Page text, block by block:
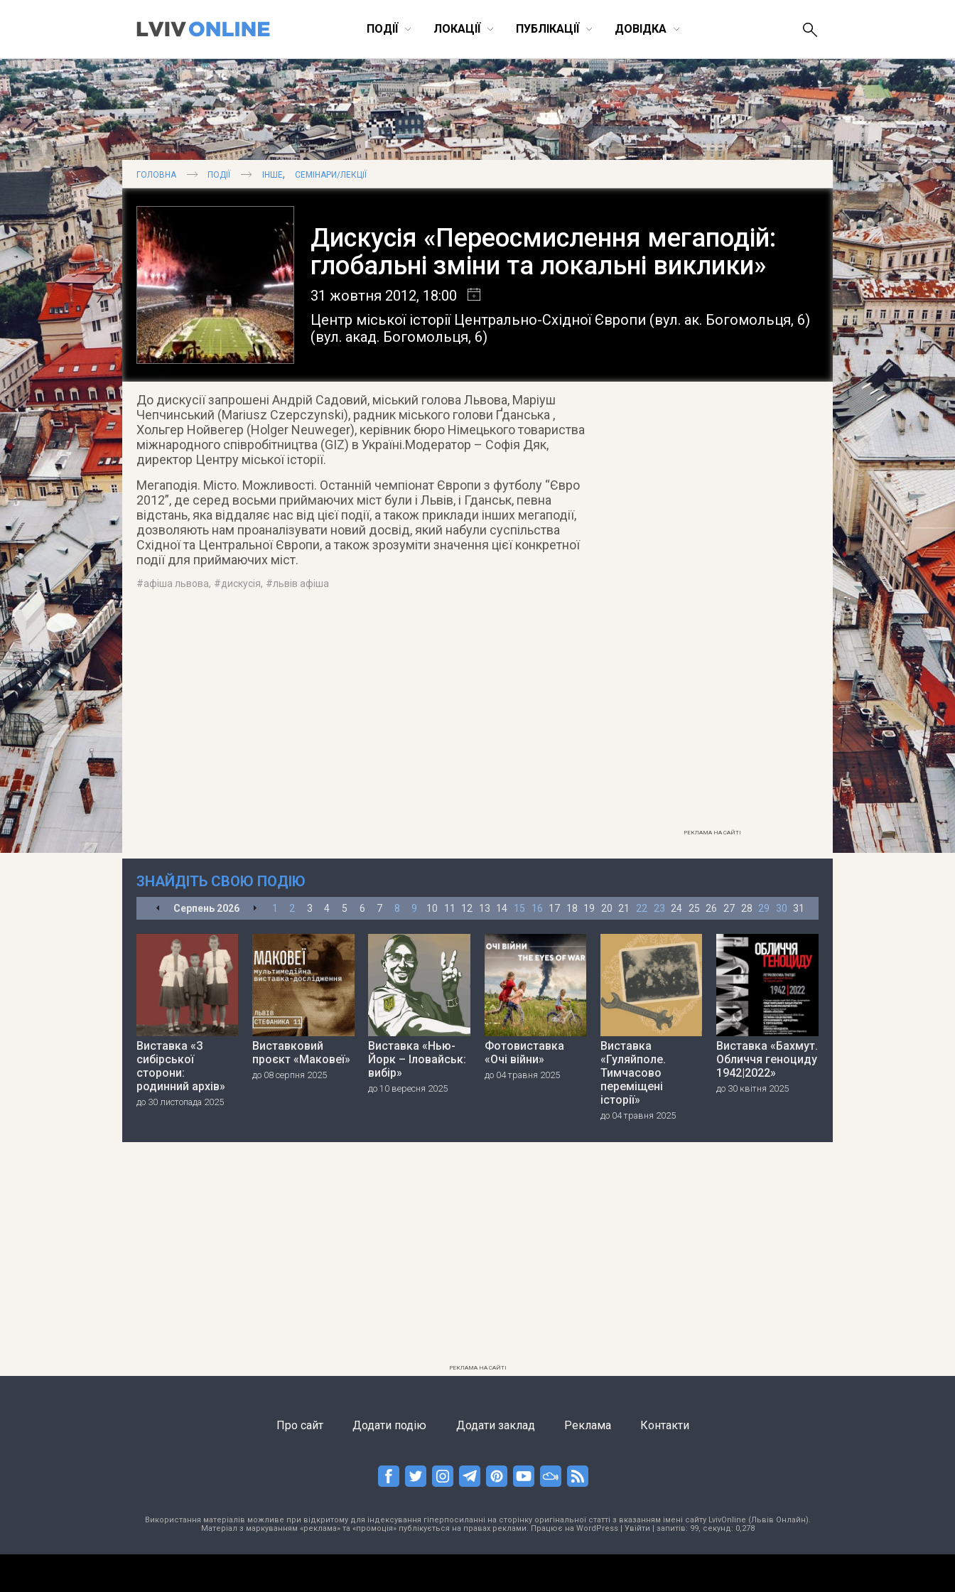
ПОДІЇ ЛОКАЦІЇ ПУБЛІКАЦІЇ ДОВІДКА
ГОЛОВНА ПОДІЇ ІНШЕ, СЕМІНАРИ/ЛЕКЦІЇ
Дискусія «Переосмислення мегаподій:
глобальні зміни та локальні виклики»
31 жовтня 2012, 18:00
Центр міської історії Центрально-Східної Європи (вул. ак. Богомольця, 6)
(вул. акад. Богомольця, 6)
До дискусії запрошені Андрій Садовий, міський голова Львова, Маріуш
Чепчинський (Mariusz Czepczynski), радник міського голови Ґданська ,
Хольгер Нойвегер (Holger Neuweger), керівник бюро Німецького товариства
міжнародного співробітництва (GІZ) в Україні.Модератор – Софія Дяк,
директор Центру міської історії.
Мегаподія. Місто. Можливості. Останній чемпіонат Європи з футболу “Євро
2012”, де серед восьми приймаючих міст були і Львів, і Гданськ, певна
відстань, яка віддаляє нас від цієї події, а також приклади інших мегаподії,
дозволяють нам проаналізувати новий досвід, який набули суспільства
Східної та Центральної Європи, а також зрозуміти значення цієї конкретної
події для приймаючих міст.
#афіша львова, #дискусія, #львів афіша
РЕКЛАМА НА САЙТІ
ЗНАЙДІТЬ СВОЮ ПОДІЮ
Серпень 2026 1 2 3 4 5 6 7 8 9 10 11 12 13 14 15 16 17 18 19 20 21 22 23 24 25 26 27 28 29 30 31
Виставка «З
сибірської
сторони:
родинний архів»
до 30 листопада 2025
Виставковий
проєкт «Маковеї»
до 08 серпня 2025
Виставка «Нью-
Йорк – Іловайськ:
вибір»
до 10 вересня 2025
Фотовиставка
«Очі війни»
до 04 травня 2025
Виставка
«Гуляйполе.
Тимчасово
переміщені
історії»
до 04 травня 2025
Виставка «Бахмут.
Обличчя геноциду
1942|2022»
до 30 квітня 2025
РЕКЛАМА НА САЙТІ
Про сайт Додати подію Додати заклад Реклама Контакти
Використання матеріалів можливе при відкритому для індексування гіперпосиланні на сторінку оригінальної статті з вказанням імені сайту LvivOnline (Львів Онлайн).
Матеріал з маркуванням «реклама» та «промоція» публікується на правах реклами. Працює на WordPress| Увійти | запитів: 99, секунд: 0,278